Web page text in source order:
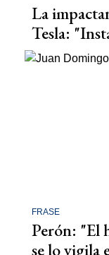
La
Tesla:
FRASE
Perón: "El
se lo vigila